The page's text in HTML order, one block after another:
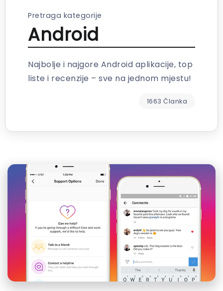
Pretraga kategorije
Android
Najbolje i najgore Android aplikacije, top
liste i recenzije – sve na jednom mjestu!
1663 Članka